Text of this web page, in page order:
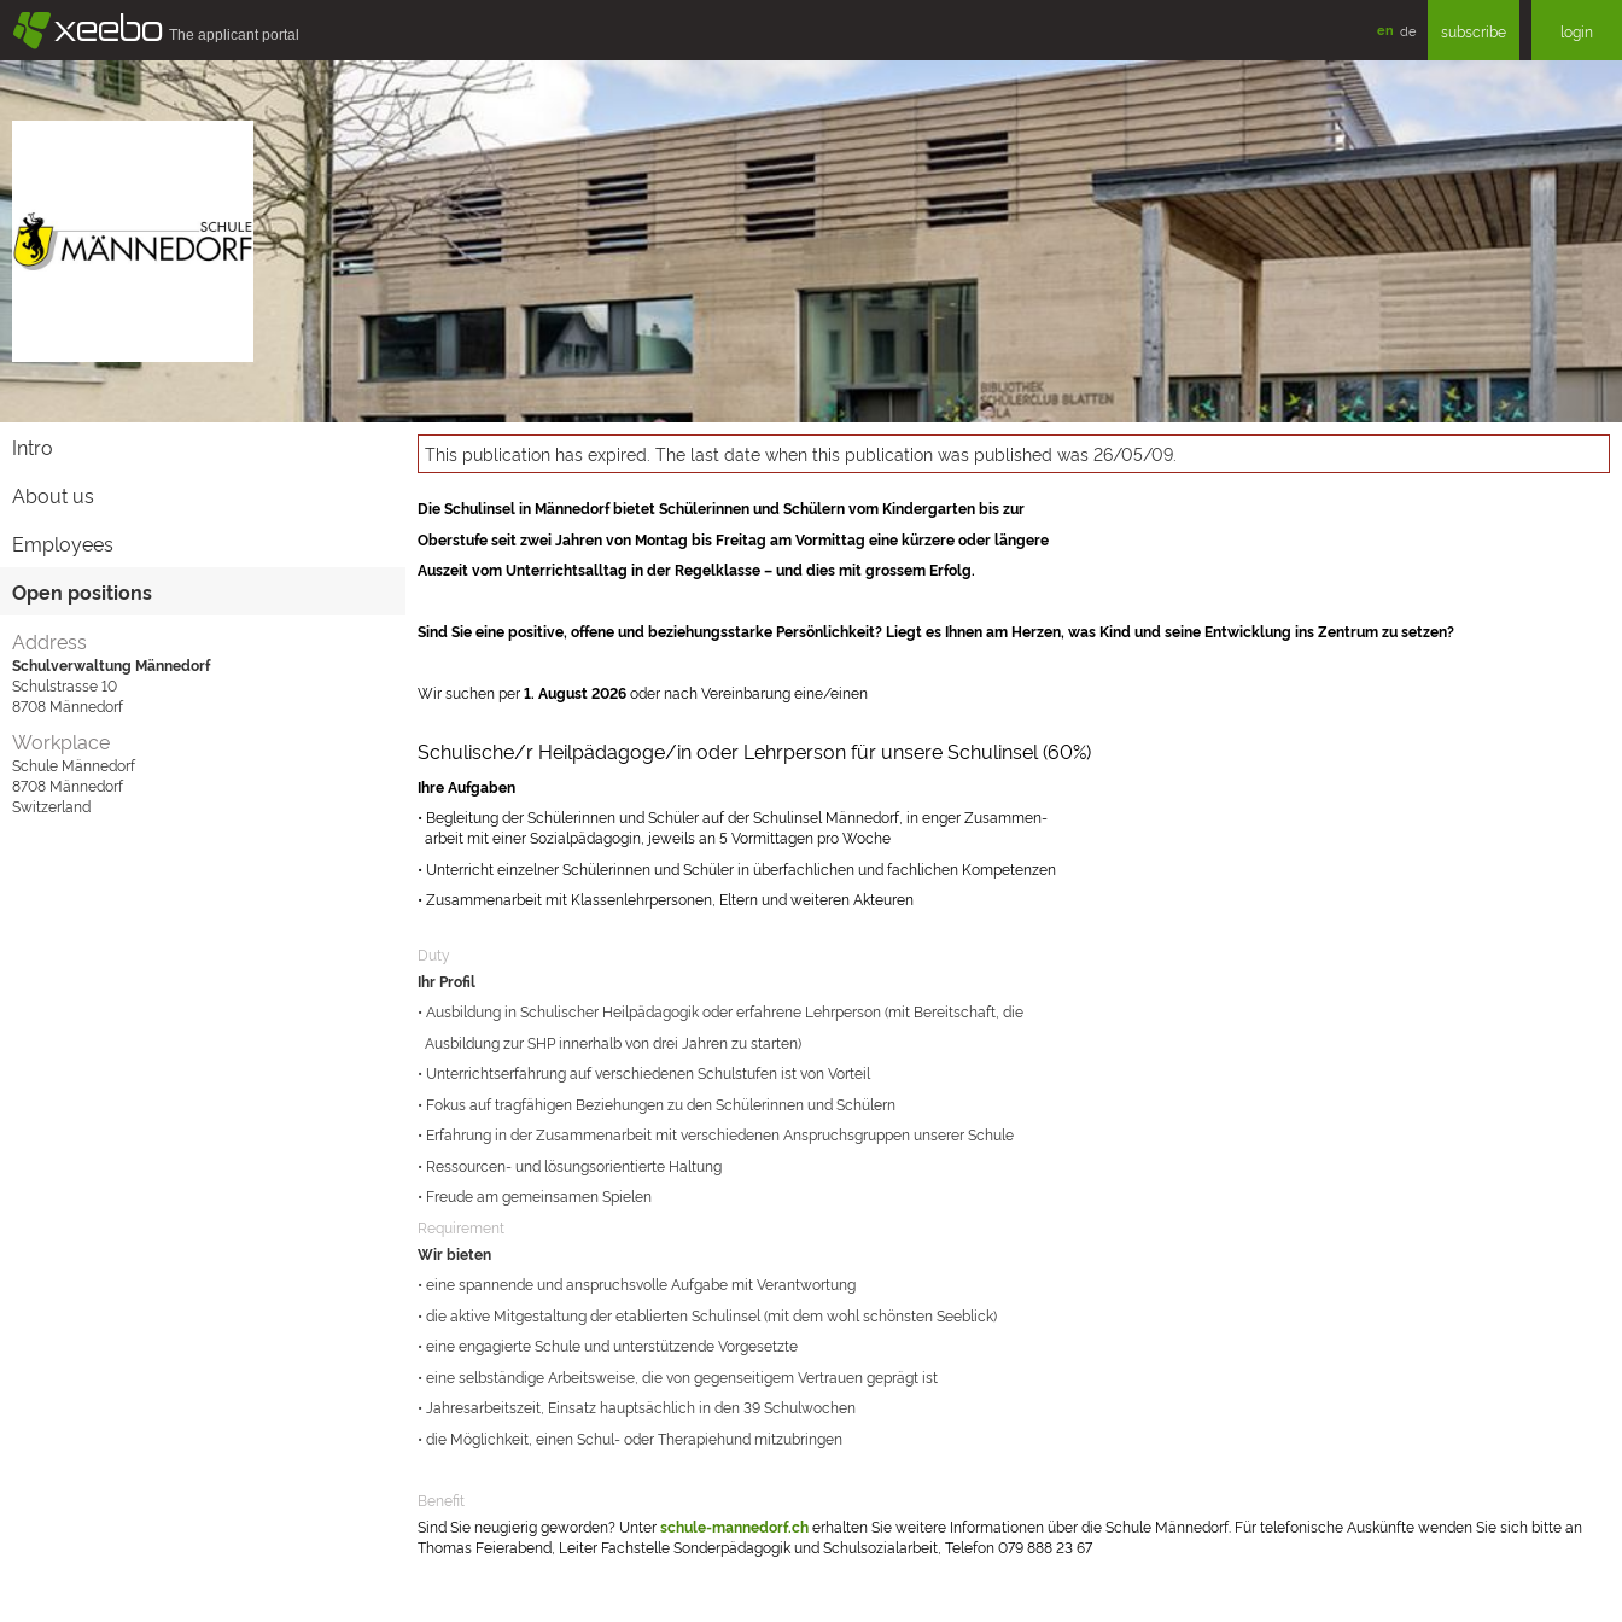
§xeebo The applicant portal en de subscribe login
Intro
About us
Employees
Open positions
Address
Schulverwaltung Männedorf
Schulstrasse 10
8708 Männedorf
Workplace
Schule Männedorf
8708 Männedorf
Switzerland
This publication has expired. The last date when this publication was published was 26/05/09.
Die Schulinsel in Männedorf bietet Schülerinnen und Schülern vom Kindergarten bis zur
Oberstufe seit zwei Jahren von Montag bis Freitag am Vormittag eine kürzere oder längere
Auszeit vom Unterrichtsalltag in der Regelklasse – und dies mit grossem Erfolg.
Sind Sie eine positive, offene und beziehungsstarke Persönlichkeit? Liegt es Ihnen am Herzen, was Kind und seine Entwicklung ins Zentrum zu setzen?
Wir suchen per1. August 2026oder nach Vereinbarung eine/einen
Schulische/r Heilpädagoge/in oder Lehrperson für unsere Schulinsel (60%)
Ihre Aufgaben
• Begleitung der Schülerinnen und Schüler auf der Schulinsel Männedorf, in enger Zusammen-
arbeit mit einer Sozialpädagogin, jeweils an 5 Vormittagen pro Woche
• Unterricht einzelner Schülerinnen und Schüler in überfachlichen und fachlichen Kompetenzen
• Zusammenarbeit mit Klassenlehrpersonen, Eltern und weiteren Akteuren
Duty
Ihr Profil
• Ausbildung in Schulischer Heilpädagogik oder erfahrene Lehrperson (mit Bereitschaft, die
Ausbildung zur SHP innerhalb von drei Jahren zu starten)
• Unterrichtserfahrung auf verschiedenen Schulstufen ist von Vorteil
• Fokus auf tragfähigen Beziehungen zu den Schülerinnen und Schülern
• Erfahrung in der Zusammenarbeit mit verschiedenen Anspruchsgruppen unserer Schule
• Ressourcen- und lösungsorientierte Haltung
• Freude am gemeinsamen Spielen
Requirement
Wir bieten
• eine spannende und anspruchsvolle Aufgabe mit Verantwortung
• die aktive Mitgestaltung der etablierten Schulinsel (mit dem wohl schönsten Seeblick)
• eine engagierte Schule und unterstützende Vorgesetzte
• eine selbständige Arbeitsweise, die von gegenseitigem Vertrauen geprägt ist
• Jahresarbeitszeit, Einsatz hauptsächlich in den 39 Schulwochen
• die Möglichkeit, einen Schul- oder Therapiehund mitzubringen
Benefit
Sind Sie neugierig geworden? Unterschule-mannedorf.cherhalten Sie weitere Informationen über die Schule Männedorf. Für telefonische Auskünfte wenden Sie sich bitte an
Thomas Feierabend, Leiter Fachstelle Sonderpädagogik und Schulsozialarbeit, Telefon 079 888 23 67